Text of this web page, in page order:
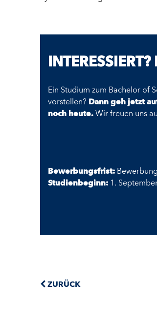
Ein Studium zum Bachelor of
vorstellen? Dann geh jetzt
noch heute. Wir freuen uns
Bewerbungsfrist:
Studienbeginn: 1.
ZURÜCK